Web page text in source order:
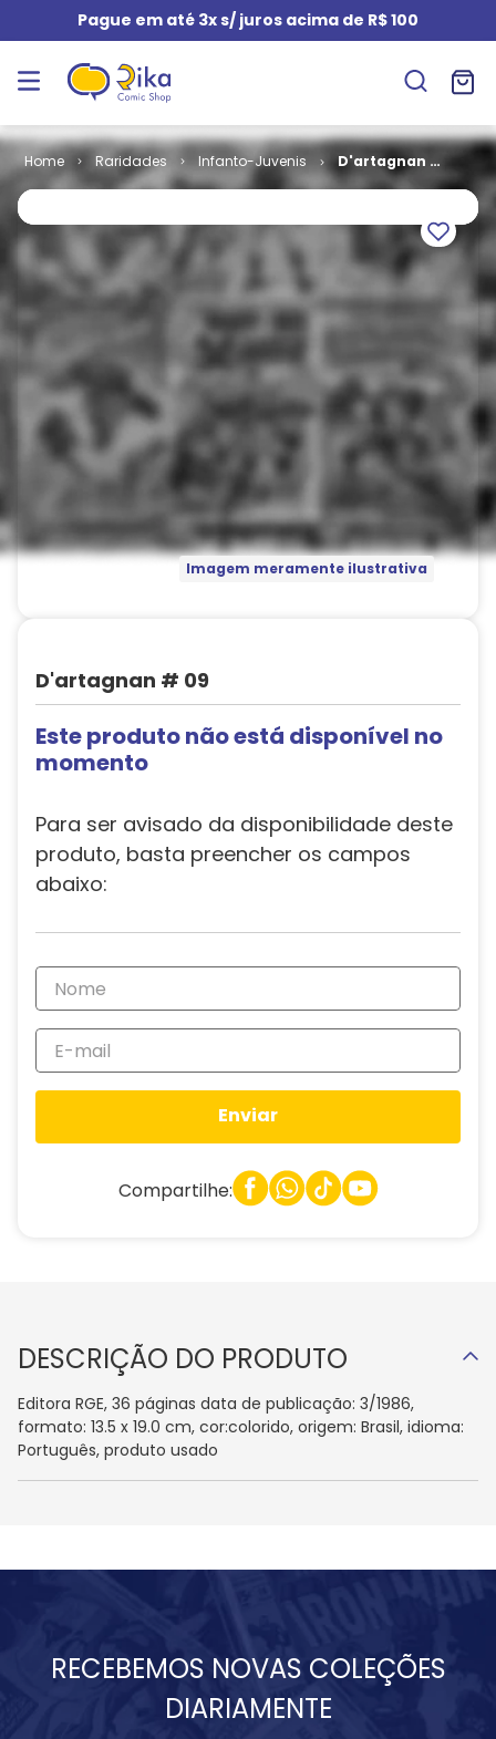
Pague em até 3x s/ juros acima de R$ 100
Raridades Infanto-Juvenis
D'artagnan #
09
Imagem meramente ilustrativa
D'artagnan # 09
Este produto não está disponível no
momento
Para ser avisado da disponibilidade deste
produto, basta preencher os campos
abaixo:
Enviar
Compartilhe:
DESCRIÇÃO DO PRODUTO
Editora RGE, 36 páginas data de publicação: 3/1986,
formato: 13.5 x 19.0 cm, cor:colorido, origem: Brasil, idioma:
Português, produto usado
RECEBEMOS NOVAS COLEÇÕES
DIARIAMENTE